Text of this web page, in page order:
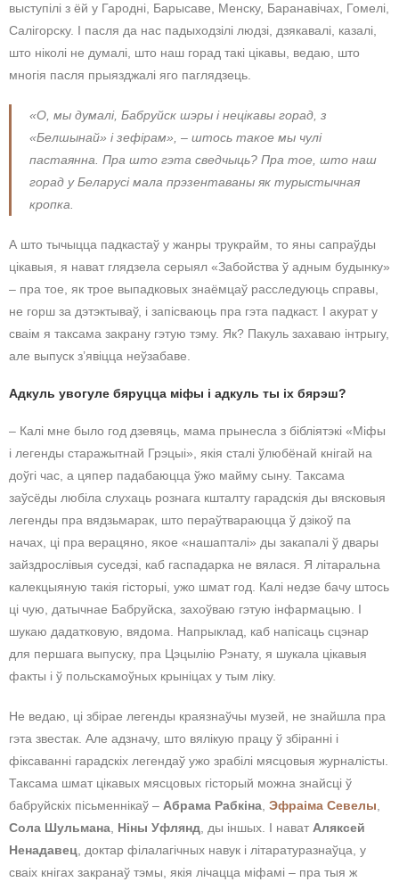
выступілі з ёй у Гародні, Барысаве, Менску, Баранавічах, Гомелі,
Салігорску. І пасля да нас падыходзілі людзі, дзякавалі, казалі,
што ніколі не думалі, што наш горад такі цікавы, ведаю, што
многія пасля прыязджалі яго паглядзець.
«О, мы думалі, Бабруйск шэры і нецікавы горад, з
«Белшынай» і зефірам», – штось такое мы чулі
пастаянна. Пра што гэта сведчыць? Пра тое, што наш
горад у Беларусі мала прэзентаваны як турыстычная
кропка.
А што тычыцца падкастаў у жанры трукрайм, то яны сапраўды
цікавыя, я нават глядзела серыял «Забойства ў адным будынку»
– пра тое, як трое выпадковых знаёмцаў расследуюць справы,
не горш за дэтэктываў, і запісваюць пра гэта падкаст. І акурат у
сваім я таксама закрану гэтую тэму. Як? Пакуль захаваю інтрыгу,
але выпуск з’явіцца неўзабаве.
Адкуль увогуле бяруцца міфы і адкуль ты іх бярэш?
– Калі мне было год дзевяць, мама прынесла з бібліятэкі «Міфы
і легенды старажытнай Грэцыі», якія сталі ўлюбёнай кнігай на
доўгі час, а цяпер падабаюцца ўжо майму сыну. Таксама
заўсёды любіла слухаць рознага кшталту гарадскія ды вясковыя
легенды пра вядзьмарак, што пераўтвараюцца ў дзікоў па
начах, ці пра верацяно, якое «нашапталі» ды закапалі ў двары
зайздрослівыя суседзі, каб гаспадарка не вялася. Я літаральна
калекцыяную такія гісторыі, ужо шмат год. Калі недзе бачу штось
ці чую, датычнае Бабруйска, захоўваю гэтую інфармацыю. І
шукаю дадатковую, вядома. Напрыклад, каб напісаць сцэнар
для першага выпуску, пра Цэцылію Рэнату, я шукала цікавыя
факты і ў польскамоўных крыніцах у тым ліку.
Не ведаю, ці збірае легенды краязнаўчы музей, не знайшла пра
гэта звестак. Але адзначу, што вялікую працу ў збіранні і
фіксаванні гарадскіх легендаў ужо зрабілі мясцовыя журналісты.
Таксама шмат цікавых мясцовых гісторый можна знайсці ў
бабруйскіх пісьменнікаў – Абрама Рабкіна, Эфраіма Севелы,
Сола Шульмана, Ніны Уфлянд, ды іншых. І нават Аляксей
Ненадавец, доктар філалагічных навук і літаратуразнаўца, у
сваіх кнігах закранаў тэмы, якія лічацца міфамі – пра тыя ж